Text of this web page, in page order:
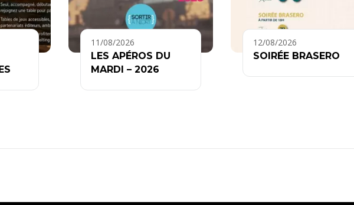
11/08/2026
LES APÉROS DU
MARDI – 2026
12/08/2026
SOIRÉE BRASERO